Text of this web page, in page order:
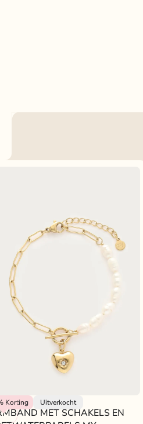
MET SCHAKELS EN
MY
Korting Uitverkocht
MET SCHAKELS EN